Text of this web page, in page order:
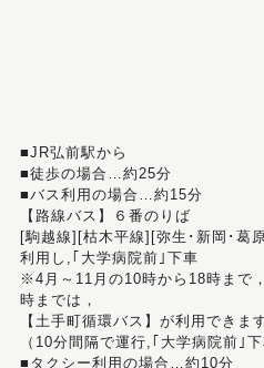
■JR弘前駅から
■徒歩の場合…約25分
■バス利用の場合…約15分
【路線バス】６番のりば
[駒越線][枯木平線][弥生･新岡･葛
利用し,｢大学病院前｣下車
※4月～11月の10時から18時まで
時までは，
【土手町循環バス】が利用できます
（10分間隔で運行,｢大学病院前｣下
■タクシー利用の場合…約10分